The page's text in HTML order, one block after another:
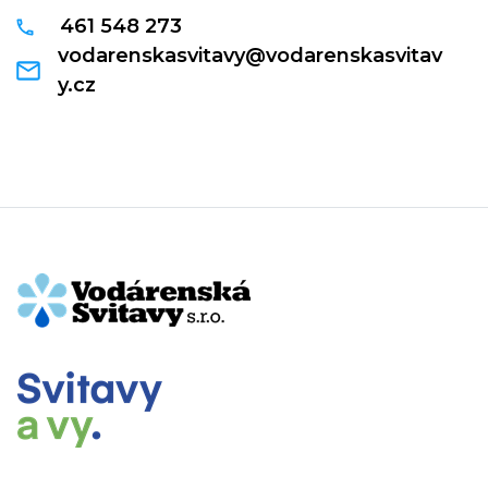
461 548 273
vodarenskasvitavy@vodarenskasvitav
y.cz